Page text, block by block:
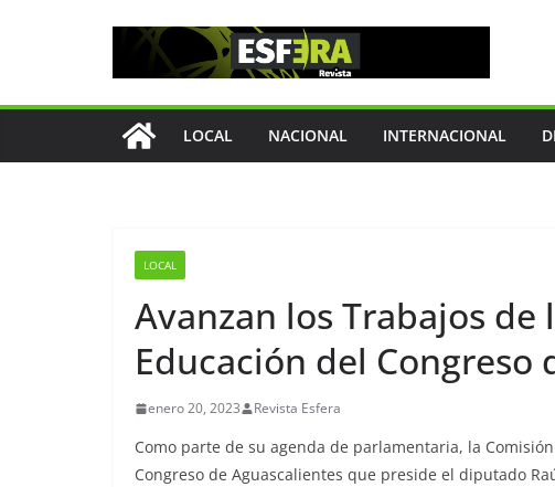
LOCAL NACIONAL INTERNACIONAL
LOCAL
Avanzan los Trabajos de
Educación del Congreso
enero 20, 2023 Revista Esfera
Como parte de su agenda de parlamentaria, la
Congreso de Aguascalientes que preside el diputado